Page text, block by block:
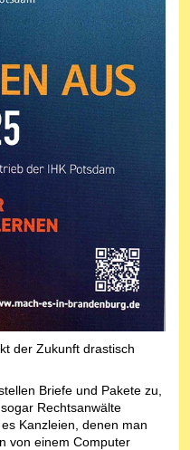
der Zukunft drastisch
Briefe und Pakete zu,
Rechtsanwälte
Kanzleien, denen man
von einem Computer